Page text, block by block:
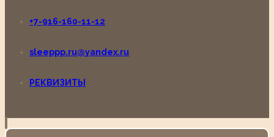
+7-916-160-11-12
sleeppp.ru@yandex.ru
РЕКВИЗИТЫ